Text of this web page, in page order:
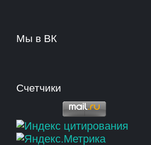
Мы в ВК
Счетчики